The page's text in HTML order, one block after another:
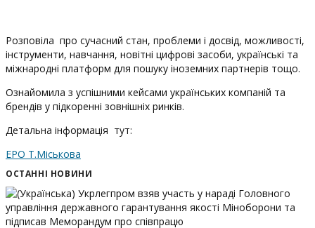
Розповіла про сучасний стан, проблеми і досвід, можливості,
інструменти, навчання, новітні цифрові засоби, українські та
міжнародні платформ для пошуку іноземних партнерів тощо.
Ознайомила з успішними кейсами українських компаній та
брендів у підкоренні зовнішніх ринків.
Детальна інформація тут:
ЕРО Т.Міськова
ОСТАННІ НОВИНИ